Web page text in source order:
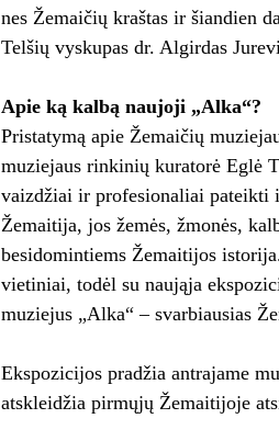
nes Žemaičių kraštas ir šiandien
Telšių vyskupas dr. Algirdas
Apie ką kalbą naujoji „Alka“?
Pristatymą apie Žemaičių
muziejaus rinkinių kuratorė Eglė
vaizdžiai ir profesionaliai pateikti
Žemaitija, jos žemės, žmonės,
besidomintiems Žemaitijos
vietiniai, todėl su naująja
muziejus „Alka“ – svarbiausias
Ekspozicijos pradžia antrajame
atskleidžia pirmųjų Žemaitijoje